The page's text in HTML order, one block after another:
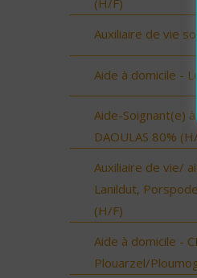
(H/F)
Auxiliaire de vie
Aide à domicile -
Aide-Soignant(e) à
DAOULAS 80%
Auxiliaire de vie/
Lanildut,
(H/F)
Aide à domicile -
Plouarzel/